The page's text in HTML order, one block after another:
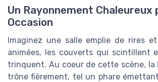
Un Rayonnement Chaleureux
Occasion
Imaginez une salle emplie de rires
animées, les couverts qui scintillent
trinquent. Au coeur de cette scène, la
trône fièrement, tel un phare